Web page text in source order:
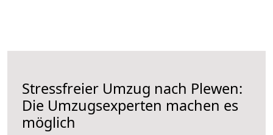
Stressfreier Umzug nach Plewen:
Die Umzugsexperten machen es
möglich